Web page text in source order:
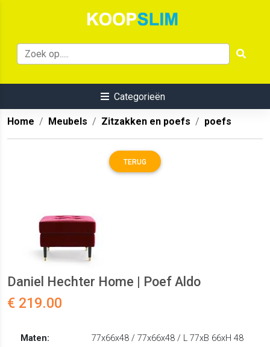
Categorieën
Home Meubels Zitzakken en poefs poefs
TERUG
Daniel Hechter Home | Poef Aldo
€ 219.00
Maten:
77x66x48 / 77x66x48 / L 77xB 66xH 48